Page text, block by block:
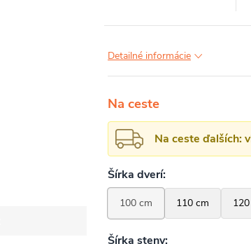
Detailné informácie
Na ceste
Na ceste ďalších: